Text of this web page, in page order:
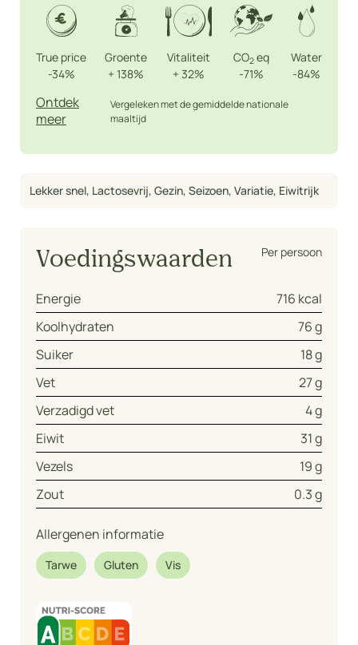
True price
-34%
Groente
+ 138%
Vitaliteit
+ 32%
CO2 eq
-71%
Water
-84%
Ontdek
meer
Vergeleken met de gemiddelde nationale
maaltijd
Lekker snel, Lactosevrij, Gezin, Seizoen, Variatie, Eiwitrijk
Voedingswaarden Per persoon
Energie
716 kcal
Koolhydraten
76 g
Suiker
18 g
Vet
27 g
Verzadigd vet
4 g
Eiwit
31 g
Vezels
19 g
Zout
0.3 g
Allergenen informatie
Tarwe Gluten Vis